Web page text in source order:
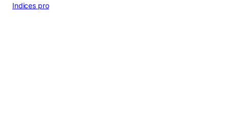
Indices pro